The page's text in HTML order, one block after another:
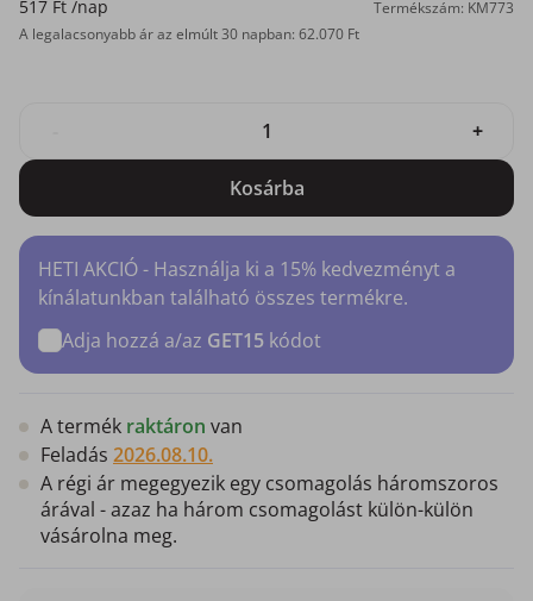
517 Ft /nap
Termékszám: KM773
A legalacsonyabb ár az elmúlt 30 napban: 62.070 Ft
+
Kosárba
HETI AKCIÓ - Használja ki a 15% kedvezményt a
kínálatunkban található összes termékre.
Adja hozzá a/az GET15 kódot
A termék raktáron van
Feladás 2026.08.10.
A régi ár megegyezik egy csomagolás háromszoros
árával - azaz ha három csomagolást külön-külön
vásárolna meg.